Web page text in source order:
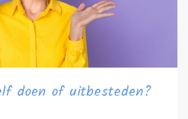
doen of uitbesteden?